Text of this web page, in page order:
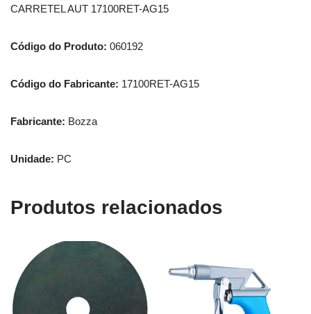
CARRETEL AUT 17100RET-AG15
Código do Produto: 060192
Código do Fabricante: 17100RET-AG15
Fabricante: Bozza
Unidade: PC
Produtos relacionados